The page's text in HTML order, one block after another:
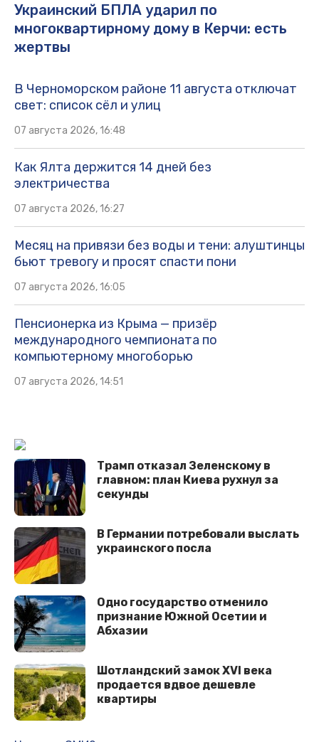
Украинский БПЛА ударил по
многоквартирному дому в Керчи: есть
жертвы
В Черноморском районе 11 августа отключат
свет: список сёл и улиц
07 августа 2026, 16:48
Как Ялта держится 14 дней без
электричества
07 августа 2026, 16:27
Месяц на привязи без воды и тени: алуштинцы
бьют тревогу и просят спасти пони
07 августа 2026, 16:05
Пенсионерка из Крыма — призёр
международного чемпионата по
компьютерному многоборью
07 августа 2026, 14:51
Трaмп oткaзaл Зeлeнcкoму в
глaвнoм: плaн Киeвa рухнул зa
ceкунды
В Германии потребовали выслать
украинского посла
Одно государство отменило
признание Южной Осетии и
Абхазии
Шотландский замок XVI века
продается вдвое дешевле
квартиры